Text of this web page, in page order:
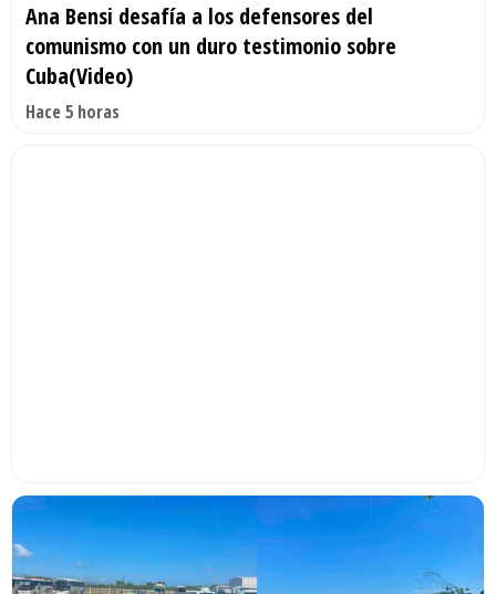
Ana Bensi desafía a los defensores del
comunismo con un duro testimonio sobre
Cuba(Video)
Hace 5 horas